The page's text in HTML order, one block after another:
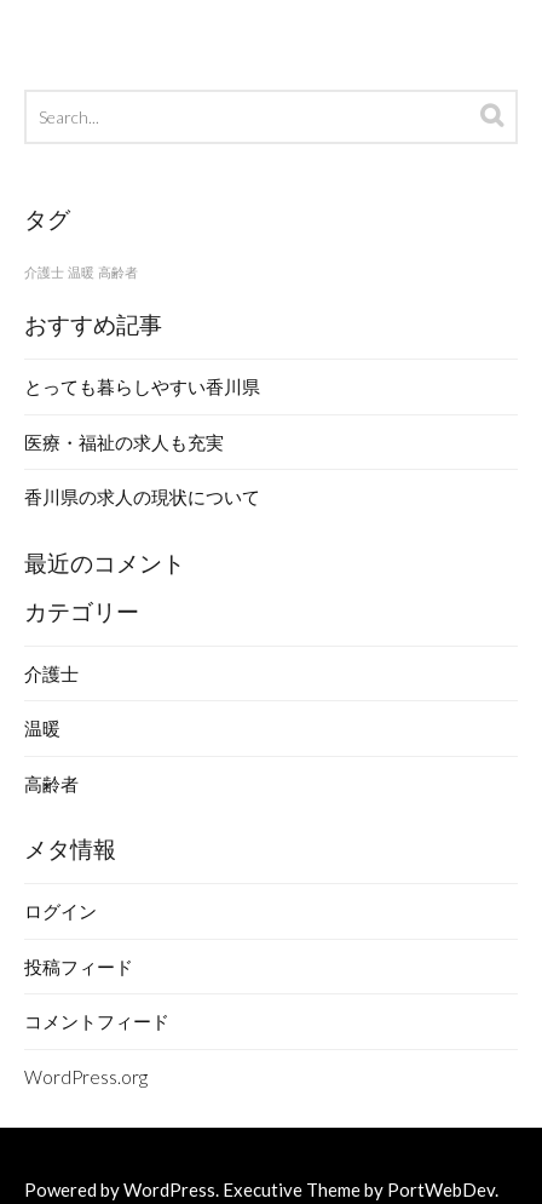
タグ
介護士 温暖 高齢者
おすすめ記事
とっても暮らしやすい香川県
医療・福祉の求人も充実
香川県の求人の現状について
最近のコメント
カテゴリー
介護士
温暖
高齢者
メタ情報
ログイン
投稿フィード
コメントフィード
WordPress.org
Powered byWordPress. Executive Theme by PortWebDev.